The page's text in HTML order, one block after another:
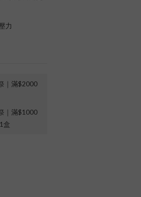
力
｜滿$2000
｜滿$1000
盒